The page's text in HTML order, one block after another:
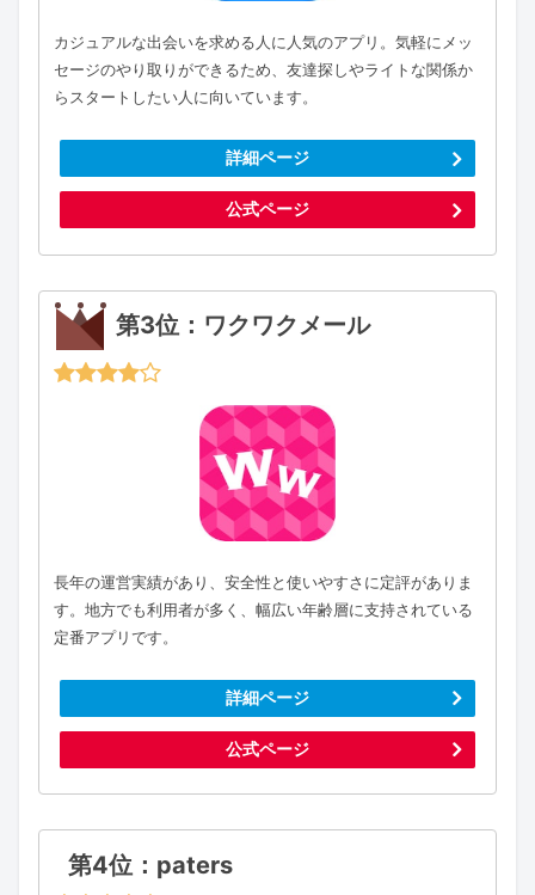
カジュアルな出会いを求める人に人気のアプリ。気軽にメッ
セージのやり取りができるため、友達探しやライトな関係か
らスタートしたい人に向いています。
詳細ページ
公式ページ
第3位：ワクワクメール
長年の運営実績があり、安全性と使いやすさに定評がありま
す。地方でも利用者が多く、幅広い年齢層に支持されている
定番アプリです。
詳細ページ
公式ページ
第4位：paters